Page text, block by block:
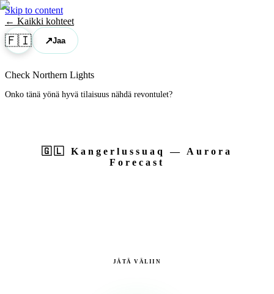
Skip to content
← Kaikki kohteet
🇫🇮 ↗Jaa
Check Northern Lights
Onko tänä yönä hyvä tilaisuus nähdä revontulet?
🇬🇱 Kangerlussuaq
— Aurora
Forecast
JÄTÄ VÄLIIN